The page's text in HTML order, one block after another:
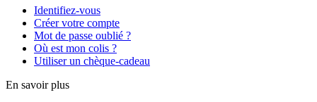
Identifiez-vous
Créer votre compte
Mot de passe oublié ?
Où est mon colis ?
Utiliser un chèque-cadeau
En savoir plus